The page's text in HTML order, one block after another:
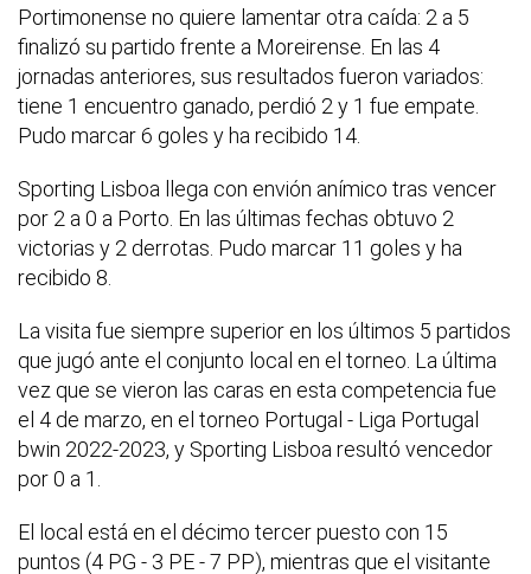
Portimonense no quiere lamentar otra caída: 2 a 5
finalizó su partido frente a Moreirense. En las 4
jornadas anteriores, sus resultados fueron variados:
tiene 1 encuentro ganado, perdió 2 y 1 fue empate.
Pudo marcar 6 goles y ha recibido 14.
Sporting Lisboa llega con envión anímico tras vencer
por 2 a 0 a Porto. En las últimas fechas obtuvo 2
victorias y 2 derrotas. Pudo marcar 11 goles y ha
recibido 8.
La visita fue siempre superior en los últimos 5 partidos
que jugó ante el conjunto local en el torneo. La última
vez que se vieron las caras en esta competencia fue
el 4 de marzo, en el torneo Portugal - Liga Portugal
bwin 2022-2023, y Sporting Lisboa resultó vencedor
por 0 a 1.
El local está en el décimo tercer puesto con 15
puntos (4 PG - 3 PE - 7 PP), mientras que el visitante